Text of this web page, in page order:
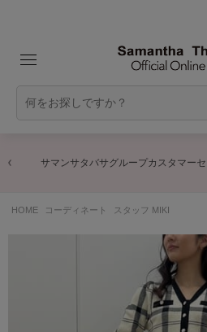
商品に関するお詫び
HOME コーディネート スタッフ MIKI